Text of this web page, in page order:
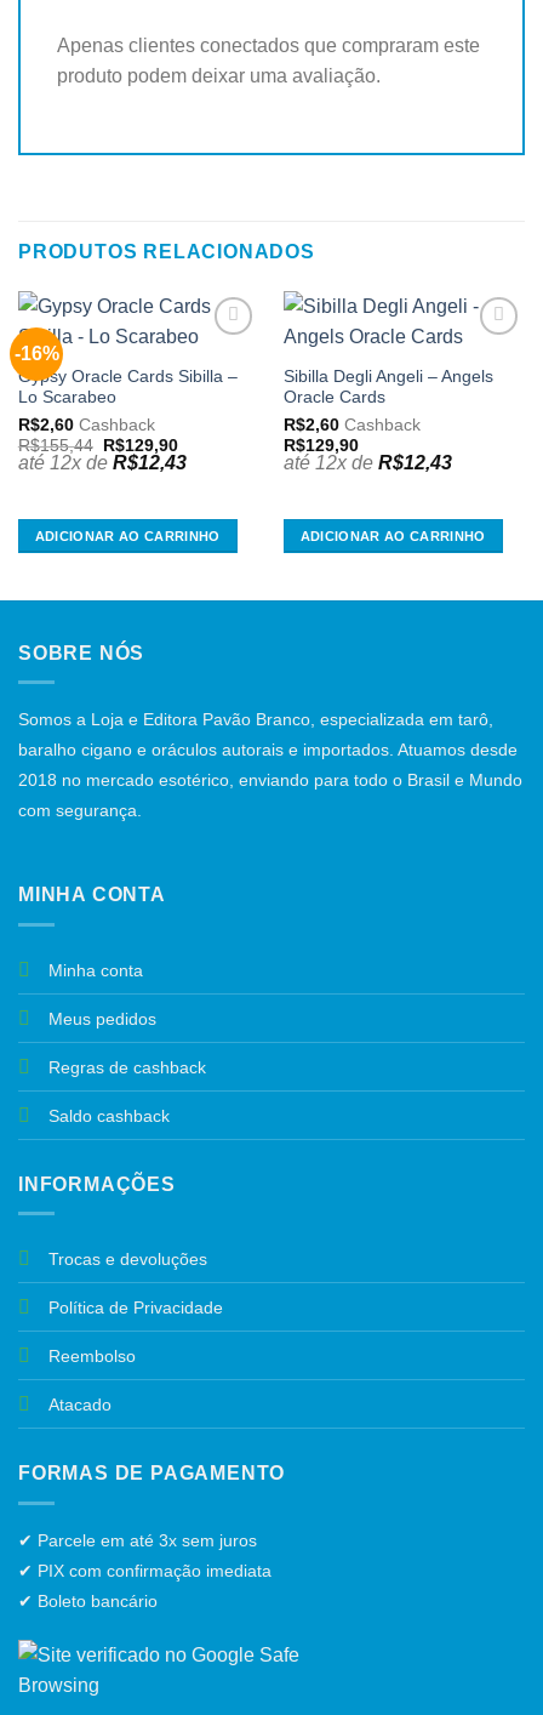
Apenas clientes conectados que compraram este
produto podem deixar uma avaliação.
PRODUTOS RELACIONADOS
-16%
aos
meus
Gypsy Oracle Cards Sibilla –
Lo Scarabeo
R$2,60Cashback
R$155,44
O
preço
original
R$129,90O
preço
até 12x de R$12,43
ADICIONAR AO CARRINHO
aos
meus
Sibilla Degli Angeli – Angels
Oracle Cards
R$2,60Cashback
R$129,90
até 12x de R$12,43
ADICIONAR AO CARRINHO
SOBRE NÓS
Somos a Loja e Editora Pavão Branco, especializada em tarô,
baralho cigano e oráculos autorais e importados. Atuamos desde
2018 no mercado esotérico, enviando para todo o Brasil e Mundo
com segurança.
MINHA CONTA
Minha conta
Meus pedidos
Regras de cashback
Saldo cashback
INFORMAÇÕES
Trocas e devoluções
Política de Privacidade
Reembolso
Atacado
FORMAS DE PAGAMENTO
✔ Parcele em até 3x sem juros
✔ PIX com confirmação imediata
✔ Boleto bancário